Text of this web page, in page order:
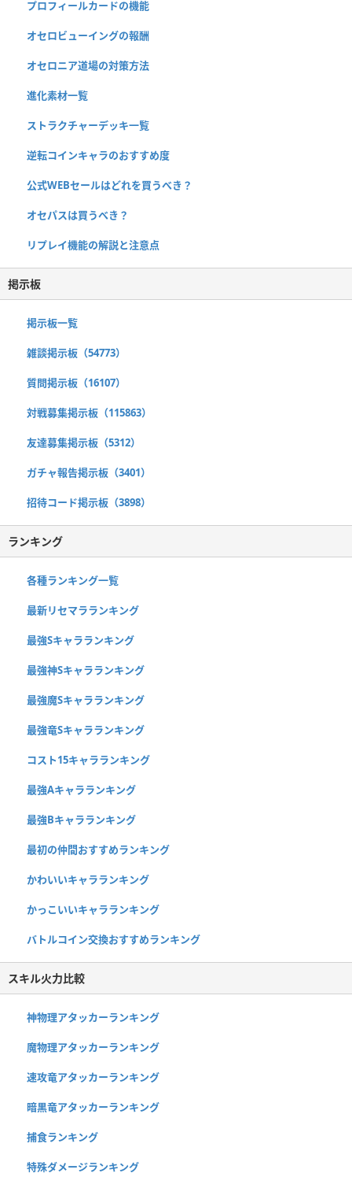
プロフィールカードの機能
オセロビューイングの報酬
オセロニア道場の対策方法
進化素材一覧
ストラクチャーデッキ一覧
逆転コインキャラのおすすめ度
公式WEBセールはどれを買うべき？
オセパスは買うべき？
リプレイ機能の解説と注意点
掲示板
掲示板一覧
雑談掲示板（54773）
質問掲示板（16107）
対戦募集掲示板（115863）
友達募集掲示板（5312）
ガチャ報告掲示板（3401）
招待コード掲示板（3898）
ランキング
各種ランキング一覧
最新リセマラランキング
最強Sキャラランキング
最強神Sキャラランキング
最強魔Sキャラランキング
最強竜Sキャラランキング
コスト15キャラランキング
最強Aキャラランキング
最強Bキャラランキング
最初の仲間おすすめランキング
かわいいキャラランキング
かっこいいキャラランキング
バトルコイン交換おすすめランキング
スキル火力比較
神物理アタッカーランキング
魔物理アタッカーランキング
速攻竜アタッカーランキング
暗黒竜アタッカーランキング
捕食ランキング
特殊ダメージランキング